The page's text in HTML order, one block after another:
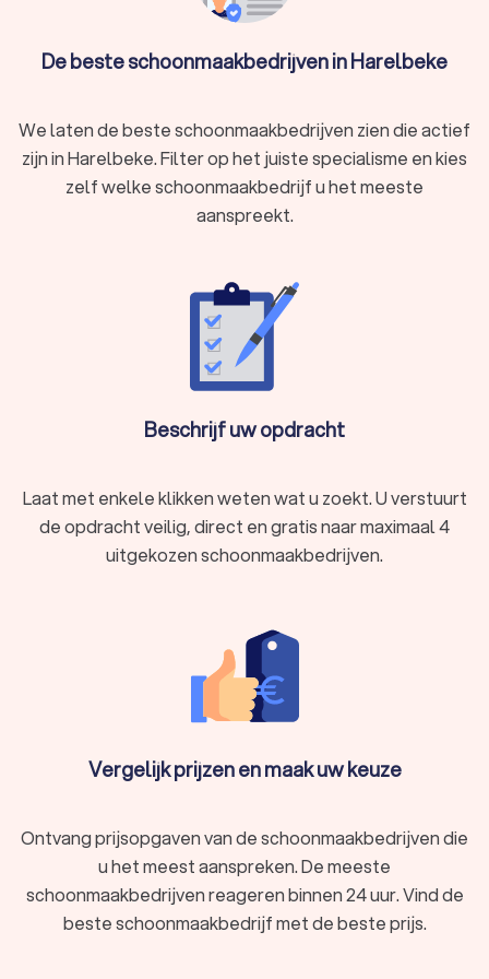
goede keuze voor de schoonmaak van je bedrijf of woning.
vragen bij verschillende schoonmaakbedrijven. Zo kan je
schoonmaakbedrijf kiezen die bij jou past.
De beste schoonmaakbedrijven in Harelbeke
We laten de beste schoonmaakbedrijven zien die actief
zijn in Harelbeke. Filter op het juiste specialisme en kies
zelf welke schoonmaakbedrijf u het meeste
aanspreekt.
Beschrijf uw opdracht
Laat met enkele klikken weten wat u zoekt. U verstuurt
de opdracht veilig, direct en gratis naar maximaal 4
uitgekozen schoonmaakbedrijven.
Vergelijk prijzen en maak uw keuze
Ontvang prijsopgaven van de schoonmaakbedrijven die
u het meest aanspreken. De meeste
schoonmaakbedrijven reageren binnen 24 uur. Vind de
beste schoonmaakbedrijf met de beste prijs.